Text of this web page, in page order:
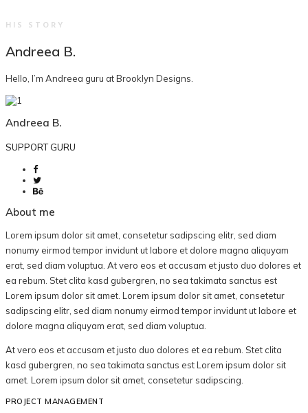
HIS STORY
Andreea B.
Hello, I’m Andreea guru at Brooklyn Designs.
Andreea B.
SUPPORT GURU
About me
Lorem ipsum dolor sit amet, consetetur sadipscing elitr, sed diam
nonumy eirmod tempor invidunt ut labore et dolore magna aliquyam
erat, sed diam voluptua. At vero eos et accusam et justo duo dolores et
ea rebum. Stet clita kasd gubergren, no sea takimata sanctus est
Lorem ipsum dolor sit amet. Lorem ipsum dolor sit amet, consetetur
sadipscing elitr, sed diam nonumy eirmod tempor invidunt ut labore et
dolore magna aliquyam erat, sed diam voluptua.
At vero eos et accusam et justo duo dolores et ea rebum. Stet clita
kasd gubergren, no sea takimata sanctus est Lorem ipsum dolor sit
amet. Lorem ipsum dolor sit amet, consetetur sadipscing.
PROJECT MANAGEMENT